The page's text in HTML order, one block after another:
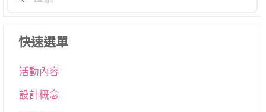
快速選單
活動內容
設計概念